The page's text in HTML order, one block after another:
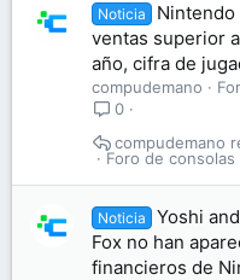
Noticia
ventas superior
año, cifra de
compudemano
0
Foro de
compudemano
Noticia
Yoshi
Fox no han
financieros de